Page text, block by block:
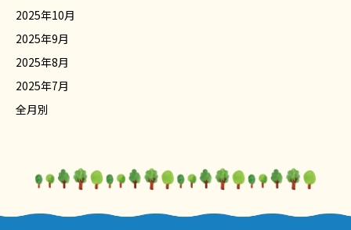
2025年10月
2025年9月
2025年8月
2025年7月
全月別